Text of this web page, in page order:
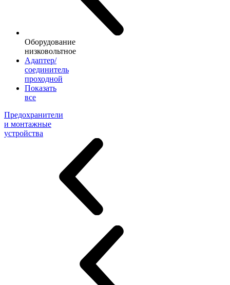
Оборудование
низковольтное
Адаптер/
соединитель
проходной
Показать
все
Предохранители
и монтажные
устройства